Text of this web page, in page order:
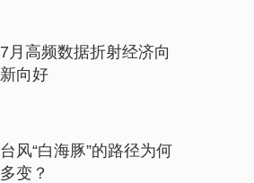
7月高频数据折射经济向
新向好
台风“白海豚”的路径为何
多变？